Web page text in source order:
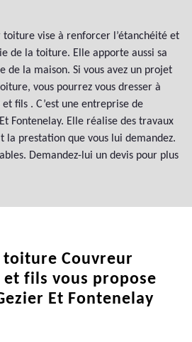
toiture vise à renforcer l’étanchéité et
de la toiture. Elle apporte aussi sa
de la maison. Si vous avez un projet
vous pourrez vous dresser à
fils . C’est une entreprise de
Fontenelay. Elle réalise des travaux
la prestation que vous lui demandez.
Demandez-lui un devis pour plus
toiture Couvreur
et fils vous propose
Et Fontenelay